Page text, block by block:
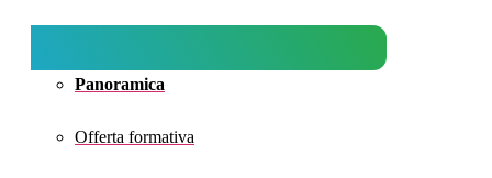
Panoramica
Offerta formativa